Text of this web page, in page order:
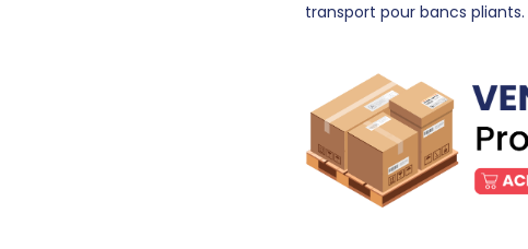
transport pour bancs pliants.